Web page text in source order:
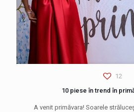
12
10 piese în trend în
A venit primăvara! Soarele